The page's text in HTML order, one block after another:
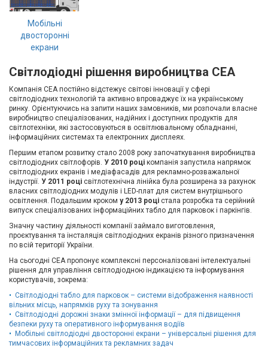
Мобільні
двосторонні
екрани
Світлодіодні рішення виробництва CEA
Компанія СЕА постійно відстежує світові інновації у сфері
світлодіодних технологій та активно впроваджує їх на українському
ринку. Орієнтуючись на запити наших замовників, ми розпочали власне
виробництво спеціалізованих, надійних і доступних продуктів для
світлотехніки, які застосовуються в освітлювальному обладнанні,
інформаційних системах та електронних дисплеях.
Першим етапом розвитку стало 2008 року започаткування виробництва
світлодіодних світлофорів. У 2010 році компанія запустила напрямок
світлодіодних екранів і медіафасадів для рекламно-розважальної
індустрії. У 2011 році світлотехнічна лінійка була розширена за рахунок
власних світлодіодних модулів і LED-плат для систем внутрішнього
освітлення. Подальшим кроком у 2013 році стала розробка та серійний
випуск спеціалізованих інформаційних табло для парковок і паркінгів.
Значну частину діяльності компанії займало виготовлення,
проєктування та інсталяція світлодіодних екранів різного призначення
по всій території України.
На сьогодні СЕА пропонує комплексні персоналізовані інтелектуальні
рішення для управління світлодіодною індикацією та інформування
користувачів, зокрема:
Світлодіодні табло для парковок – системи відображення наявності
вільних місць, напрямків руху та зонування
Світлодіодні дорожні знаки змінної інформації – для підвищення
безпеки руху та оперативного інформування водіїв
Мобільні світлодіодні двосторонні екрани – універсальні рішення для
тимчасових інформаційних та рекламних задач